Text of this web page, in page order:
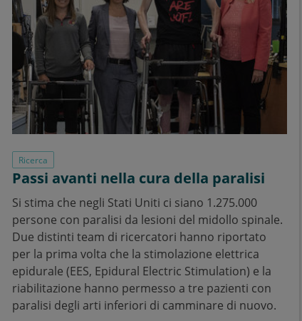
Ricerca
Passi avanti nella cura della paralisi
Si stima che negli Stati Uniti ci siano 1.275.000
persone con paralisi da lesioni del midollo spinale.
Due distinti team di ricercatori hanno riportato
per la prima volta che la stimolazione elettrica
epidurale (EES, Epidural Electric Stimulation) e la
riabilitazione hanno permesso a tre pazienti con
paralisi degli arti inferiori di camminare di nuovo.